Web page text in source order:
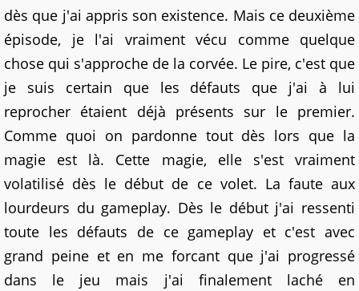
dès que j'ai appris son existence. Mais ce deuxième
épisode, je l'ai vraiment vécu comme quelque
chose qui s'approche de la corvée. Le pire, c'est que
je suis certain que les défauts que j'ai à lui
reprocher étaient déjà présents sur le premier.
Comme quoi on pardonne tout dès lors que la
magie est là. Cette magie, elle s'est vraiment
volatilisé dès le début de ce volet. La faute aux
lourdeurs du gameplay. Dès le début j'ai ressenti
toute les défauts de ce gameplay et c'est avec
grand peine et en me forcant que j'ai progressé
dans le jeu mais j'ai finalement laché en